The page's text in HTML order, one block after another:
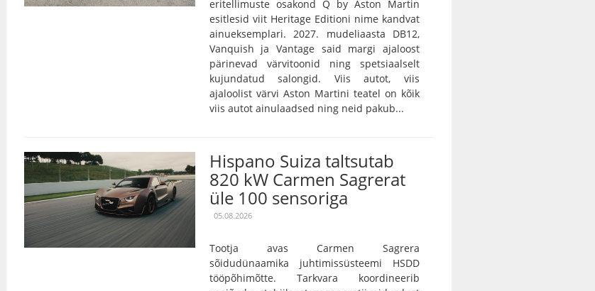
eritellimuste osakond Q by Aston Martin
esitlesid viit Heritage Editioni nime kandvat
ainueksemplari. 2027. mudeliaasta DB12,
Vanquish ja Vantage said margi ajaloost
pärinevad värvitoonid ning spetsiaalselt
kujundatud salongid. Viis autot, viis
ajaloolist värvi Aston Martini teatel on kõik
viis autot ainulaadsed ning neid pakub...
Hispano Suiza taltsutab
820 kW Carmen Sagrerat
üle 100 sensoriga
05.08.2026
Tootja avas Carmen Sagrera
sõidudünaamika juhtimissüsteemi HSDD
tööpõhimõtte. Tarkvara koordineerib